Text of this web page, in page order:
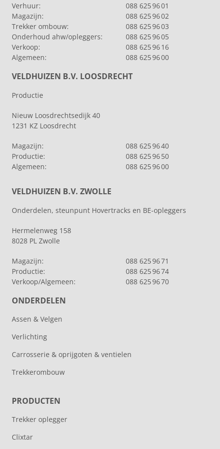
Verhuur:
088 625 96 01
Magazijn:
088 625 96 02
Trekker ombouw:
088 625 96 03
Onderhoud ahw/opleggers:
088 625 96 05
Verkoop:
088 625 96 16
Algemeen:
088 625 96 00
VELDHUIZEN B.V. LOOSDRECHT
Productie
Nieuw Loosdrechtsedijk 40
1231 KZ Loosdrecht
Magazijn:
088 625 96 40
Productie:
088 625 96 50
Algemeen:
088 625 96 00
VELDHUIZEN B.V. ZWOLLE
Onderdelen, steunpunt Hovertracks en BE-opleggers
Hermelenweg 158
8028 PL Zwolle
Magazijn:
088 625 96 71
Productie:
088 625 96 74
Verkoop/Algemeen:
088 625 96 70
ONDERDELEN
Assen & Velgen
Verlichting
Carrosserie & oprijgoten & ventielen
Trekkerombouw
PRODUCTEN
Trekker oplegger
Clixtar